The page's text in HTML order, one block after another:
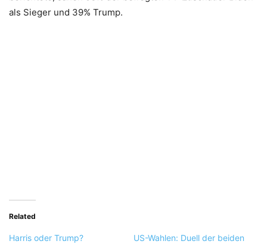
als Sieger und 39% Trump.
Related
Harris oder Trump?
US-Wahlen: Duell der beiden